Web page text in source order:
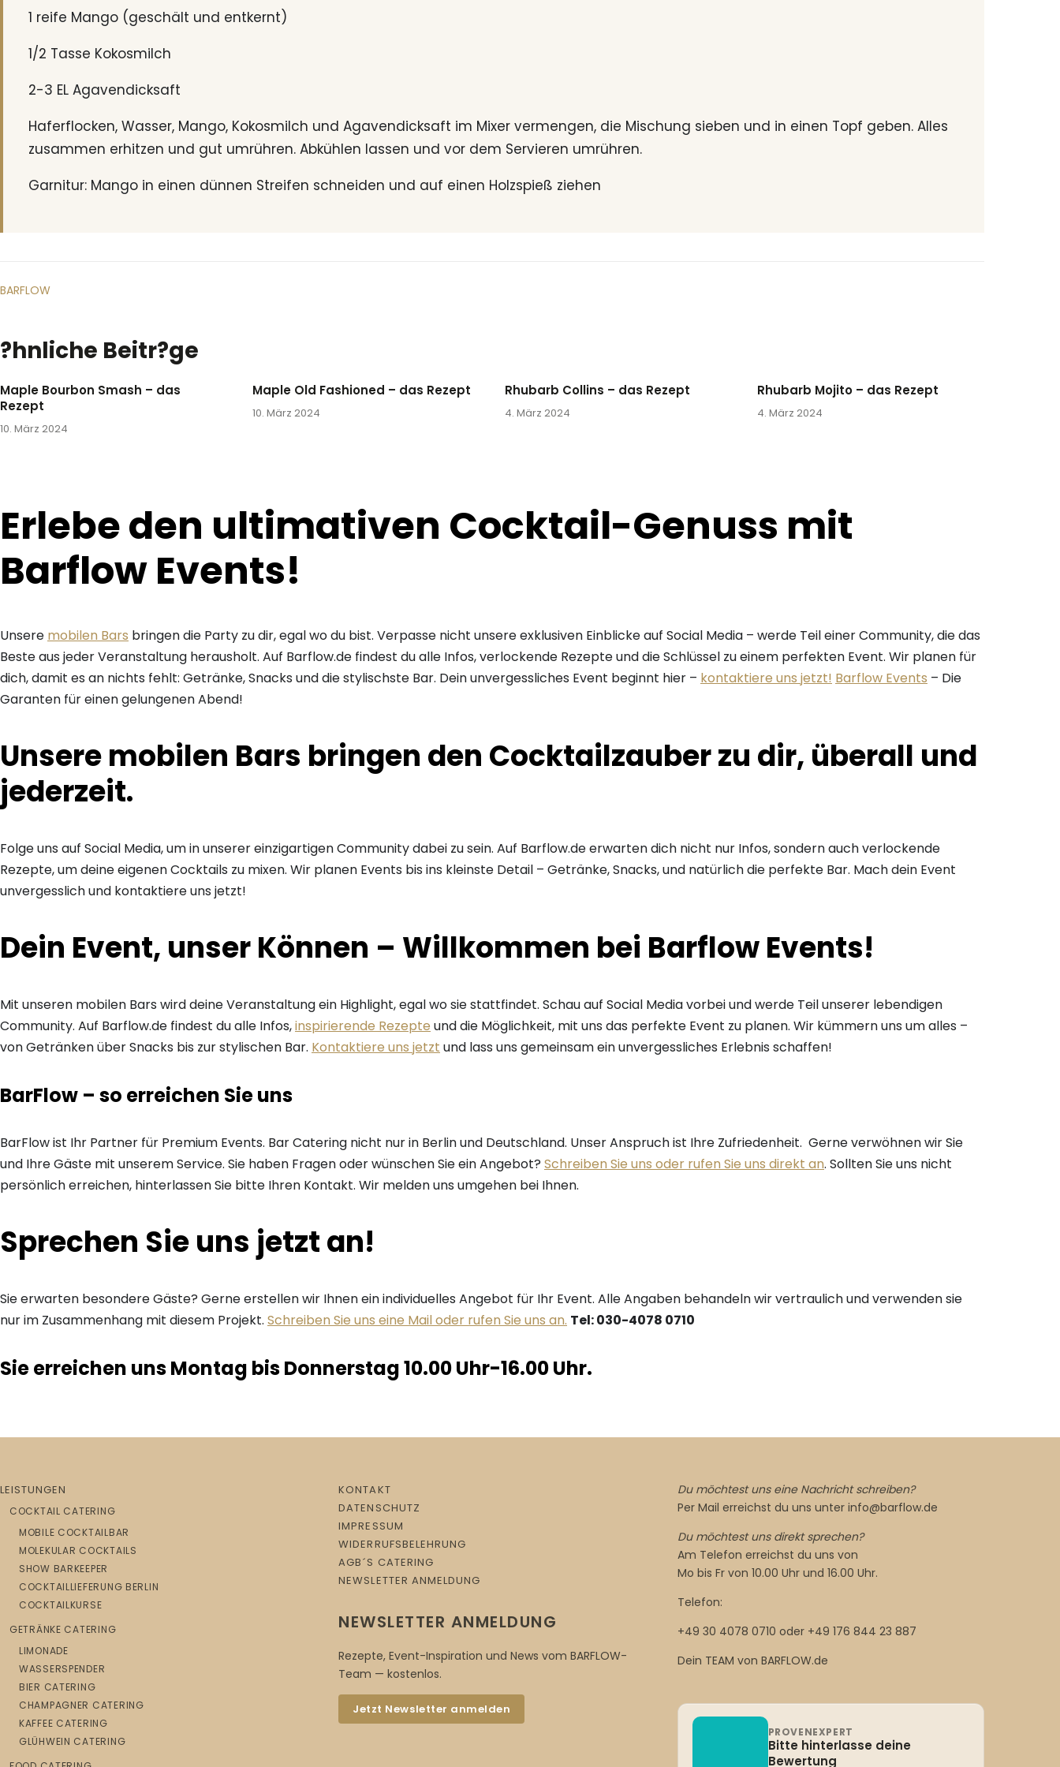
1 reife Mango (geschält und entkernt)
1/2 Tasse Kokosmilch
2-3 EL Agavendicksaft
Haferflocken, Wasser, Mango, Kokosmilch und Agavendicksaft im Mixer vermengen, die Mischung sieben und in einen Topf geben. Alles
zusammen erhitzen und gut umrühren. Abkühlen lassen und vor dem Servieren umrühren.
Garnitur: Mango in einen dünnen Streifen schneiden und auf einen Holzspieß ziehen
BARFLOW
?hnliche Beitr?ge
Maple Bourbon Smash – das
Rezept
10. März 2024
Maple Old Fashioned – das Rezept
10. März 2024
Rhubarb Collins – das Rezept
4. März 2024
Rhubarb Mojito – das Rezept
4. März 2024
Erlebe den ultimativen Cocktail-Genuss mit
Barflow Events!
Unsere mobilen Bars bringen die Party zu dir, egal wo du bist. Verpasse nicht unsere exklusiven Einblicke auf Social Media – werde Teil einer Community, die das
Beste aus jeder Veranstaltung herausholt. Auf Barflow.de findest du alle Infos, verlockende Rezepte und die Schlüssel zu einem perfekten Event. Wir planen für
dich, damit es an nichts fehlt: Getränke, Snacks und die stylischste Bar. Dein unvergessliches Event beginnt hier – kontaktiere uns jetzt! Barflow Events – Die
Garanten für einen gelungenen Abend!
Unsere mobilen Bars bringen den Cocktailzauber zu dir, überall und
jederzeit.
Folge uns auf Social Media, um in unserer einzigartigen Community dabei zu sein. Auf Barflow.de erwarten dich nicht nur Infos, sondern auch verlockende
Rezepte, um deine eigenen Cocktails zu mixen. Wir planen Events bis ins kleinste Detail – Getränke, Snacks, und natürlich die perfekte Bar. Mach dein Event
unvergesslich und kontaktiere uns jetzt!
Dein Event, unser Können – Willkommen bei Barflow Events!
Mit unseren mobilen Bars wird deine Veranstaltung ein Highlight, egal wo sie stattfindet. Schau auf Social Media vorbei und werde Teil unserer lebendigen
Community. Auf Barflow.de findest du alle Infos,inspirierende Rezepte und die Möglichkeit, mit uns das perfekte Event zu planen. Wir kümmern uns um alles –
von Getränken über Snacks bis zur stylischen Bar. Kontaktiere uns jetzt und lass uns gemeinsam ein unvergessliches Erlebnis schaffen!
BarFlow – so erreichen Sie uns
BarFlow ist Ihr Partner für Premium Events. Bar Catering nicht nur in Berlin und Deutschland. Unser Anspruch ist Ihre Zufriedenheit. Gerne verwöhnen wir Sie
und Ihre Gäste mit unserem Service. Sie haben Fragen oder wünschen Sie ein Angebot? Schreiben Sie uns oder rufen Sie uns direkt an. Sollten Sie uns nicht
persönlich erreichen, hinterlassen Sie bitte Ihren Kontakt. Wir melden uns umgehen bei Ihnen.
Sprechen Sie uns jetzt an!
Sie erwarten besondere Gäste? Gerne erstellen wir Ihnen ein individuelles Angebot für Ihr Event. Alle Angaben behandeln wir vertraulich und verwenden sie
nur im Zusammenhang mit diesem Projekt. Schreiben Sie uns eine Mail oder rufen Sie uns an. Tel: 030-4078 0710
Sie erreichen uns Montag bis Donnerstag 10.00 Uhr-16.00 Uhr.
LEISTUNGEN
COCKTAIL CATERING
MOBILE COCKTAILBAR
MOLEKULAR COCKTAILS
SHOW BARKEEPER
COCKTAILLIEFERUNG BERLIN
COCKTAILKURSE
GETRÄNKE CATERING
LIMONADE
WASSERSPENDER
BIER CATERING
CHAMPAGNER CATERING
KAFFEE CATERING
GLÜHWEIN CATERING
KONTAKT
DATENSCHUTZ
IMPRESSUM
WIDERRUFSBELEHRUNG
AGB´S CATERING
NEWSLETTER ANMELDUNG
NEWSLETTER ANMELDUNG
Rezepte, Event-Inspiration und News vom BARFLOW-
Team — kostenlos.
Jetzt Newsletter anmelden
Du möchtest uns eine Nachricht schreiben?
Per Mail erreichst du uns unter info@barflow.de
Du möchtest uns direkt sprechen?
Am Telefon erreichst du uns von
Mo bis Fr von 10.00 Uhr und 16.00 Uhr.
Telefon:
+49 30 4078 0710 oder +49 176 844 23 887
Dein TEAM von BARFLOW.de
PROVENEXPERT
Bitte hinterlasse deine
Bewertung